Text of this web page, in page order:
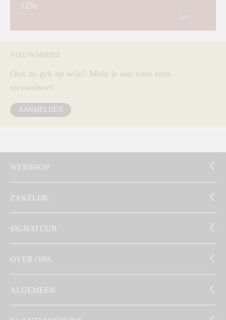
12%
NIEUWSBRIEF
Ook zo gek op wijn? Meld je aan voor onze
nieuwsbrief.
AANMELDEN
WEBSHOP
ZAKELIJK
SIGNATUUR
OVER ONS
ALGEMEEN